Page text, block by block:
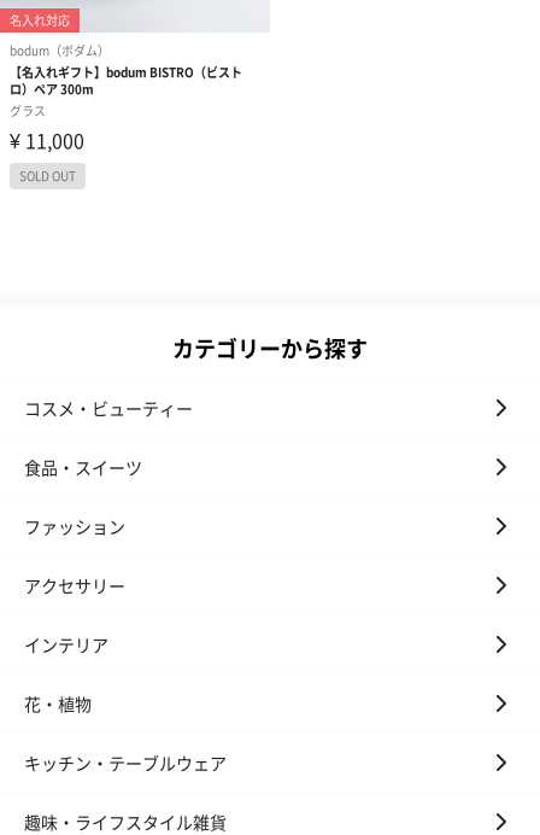
カテゴリーから探す
コスメ・ビューティー
食品・スイーツ
ファッション
アクセサリー
インテリア
花・植物
キッチン・テーブルウェア
趣味・ライフスタイル雑貨